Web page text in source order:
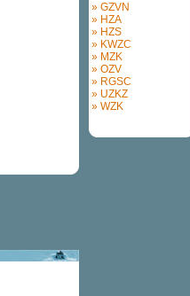
» GZVN
» HZA
» HZS
» KWZC
» MZK
» OZV
» RGSC
» UZKZ
» WZK